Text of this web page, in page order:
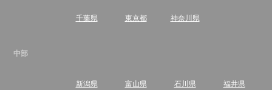
千葉県 東京都 神奈川県
中部
新潟県 富山県 石川県 福井県